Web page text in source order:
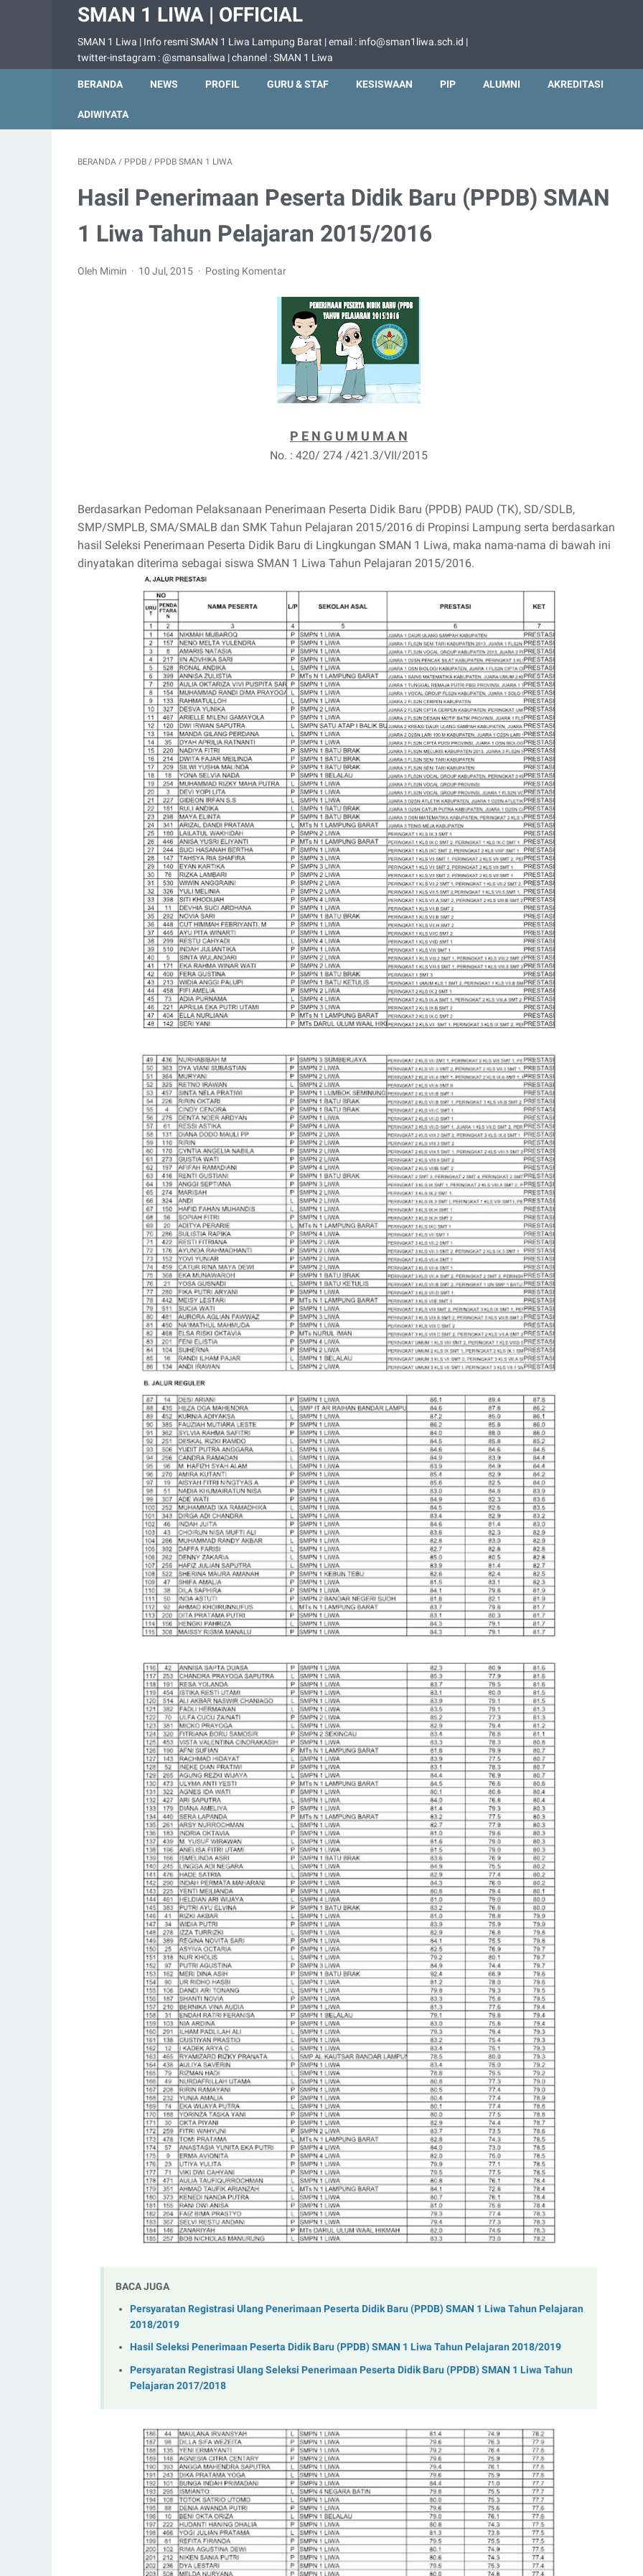
SMAN 1 LIWA | OFFICIAL
SMAN 1 Liwa | Info resmi SMAN 1 Liwa Lampung Barat | email : info@sman1liwa.sch.id |
twitter-instagram : @smansaliwa | channel : SMAN 1 Liwa
BERANDA NEWS PROFIL GURU & STAF KESISWAAN PIP ALUMNI AKREDITASI
ADIWIYATA
BERANDA / PPDB / PPDB SMAN 1 LIWA
Hasil Penerimaan Peserta Didik Baru (PPDB) SMAN
1 Liwa Tahun Pelajaran 2015/2016
Oleh Mimin 10 Jul, 2015 Posting Komentar
P E N G U M U M A N
No. : 420/ 274 /421.3/VII/2015
Berdasarkan Pedoman Pelaksanaan Penerimaan Peserta Didik Baru (PPDB) PAUD (TK), SD/SDLB,
SMP/SMPLB, SMA/SMALB dan SMK Tahun Pelajaran 2015/2016 di Propinsi Lampung serta berdasarkan
hasil Seleksi Penerimaan Peserta Didik Baru di Lingkungan SMAN 1 Liwa, maka nama-nama di bawah ini
dinyatakan diterima sebagai siswa SMAN 1 Liwa Tahun Pelajaran 2015/2016.
BACA JUGA
Persyaratan Registrasi Ulang Penerimaan Peserta Didik Baru (PPDB) SMAN 1 Liwa Tahun Pelajaran
2018/2019
Hasil Seleksi Penerimaan Peserta Didik Baru (PPDB) SMAN 1 Liwa Tahun Pelajaran 2018/2019
Persyaratan Registrasi Ulang Seleksi Penerimaan Peserta Didik Baru (PPDB) SMAN 1 Liwa Tahun
Pelajaran 2017/2018